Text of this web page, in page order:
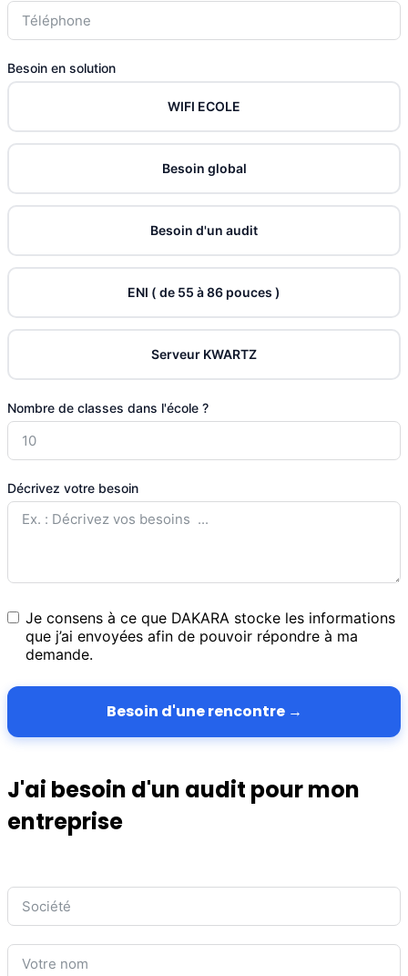
Besoin en solution
WIFI ECOLE
Besoin global
Besoin d'un audit
ENI ( de 55 à 86 pouces )
Serveur KWARTZ
Nombre de classes dans l'école ?
Décrivez votre besoin
Je consens à ce que DAKARA stocke les informations
que j’ai envoyées afin de pouvoir répondre à ma
demande.
Besoin d'une rencontre →
J'ai besoin d'un audit pour mon
entreprise